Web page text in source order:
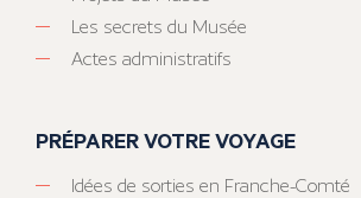
Les secrets du Musée
Actes administratifs
PRÉPARER VOTRE VOYAGE
Idées de sorties en Franche-Comté